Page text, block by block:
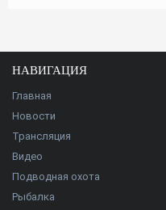
НАВИГАЦИЯ
Главная
Новости
Трансляция
Видео
Подводная охота
Рыбалка